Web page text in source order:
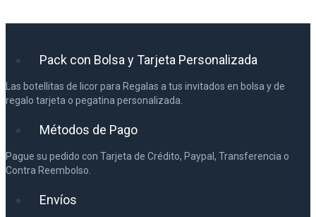
Pack con Bolsa y Tarjeta Personalizada
Las botellitas de licor para Regalas a tus invitados en bolsa y de
regalo tarjeta o pegatina personalizada.
Métodos de Pago
Pague su pedido con Tarjeta de Crédito, Paypal, Transferencia o
Contra Reembolso.
Envíos